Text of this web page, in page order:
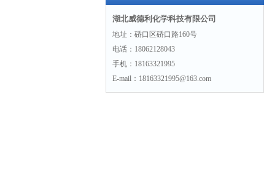
湖北威德利化学科技有限公司
地址：硚口区硚口路160号
电话：18062128043
手机：18163321995
E-mail：18163321995@163.com